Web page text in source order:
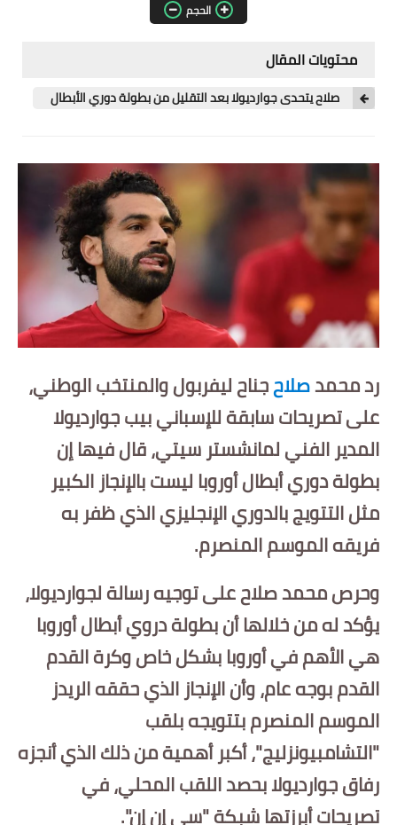
مقالات واراء
القاهرة
الجيزة
الاسكندرية
الدقهلية
سوهاج
أسيوط
شمال سيناء
أخبار الرياضة
أخبار الفن
صحة
المزيد
اقتصاد
المرأة والطفل
حكاية صورة
ثقافة
بداية tv
الحجم
محتويات المقال
صلاح يتحدى جوارديولا بعد التقليل من بطولة دوري الأبطال
رد محمدصلاحجناح ليفربول والمنتخب الوطني،
على تصريحات سابقة للإسباني بيب جوارديولا
المدير الفني لمانشستر سيتي، قال فيها إن
بطولة دوري أبطال أوروبا ليست بالإنجاز الكبير
مثل التتويج بالدوري الإنجليزي الذي ظفر به
فريقه الموسم المنصرم.
وحرص محمد صلاح على توجيه رسالة لجوارديولا،
يؤكد له من خلالها أن بطولة دروي أبطال أوروبا
هي الأهم في أوروبا بشكل خاص وكرة القدم
القدم بوجه عام، وأن الإنجاز الذي حققه الريدز
الموسم المنصرم بتتويجه بلقب
"التشامبيونزليج"، أكبر أهمية من ذلك الذي أنجزه
رفاق جوارديولا بحصد اللقب المحلي، في
تصريحات أبرزتها شبكة "سي إن إن".